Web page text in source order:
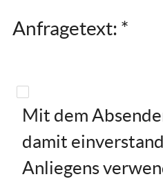
Mit dem
damit
Anliegens
Anfragetext: *